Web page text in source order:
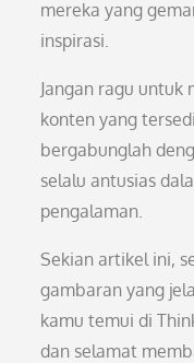
mereka yang
inspirasi.
Jangan ragu untuk
konten yang
bergabunglah
selalu antusias
pengalaman.
Sekian artikel ini,
gambaran yang
kamu temui di
dan selamat